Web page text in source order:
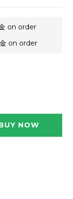
on order
on order
NOW